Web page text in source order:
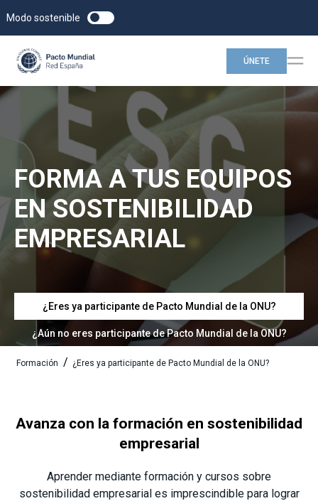
Modo sostenible
ÚNETE
FORMA A TUS EQUIPOS
EN SOSTENIBILIDAD
EMPRESARIAL
¿Eres ya participante de Pacto Mundial de la ONU?
¿Aún no eres participante de Pacto Mundial de la ONU?
Formación / ¿Eres ya participante de Pacto Mundial de la ONU?
Avanza con la formación en sostenibilidad
empresarial
Aprender mediante formación y cursos sobre
sostenibilidad empresarial es imprescindible para lograr